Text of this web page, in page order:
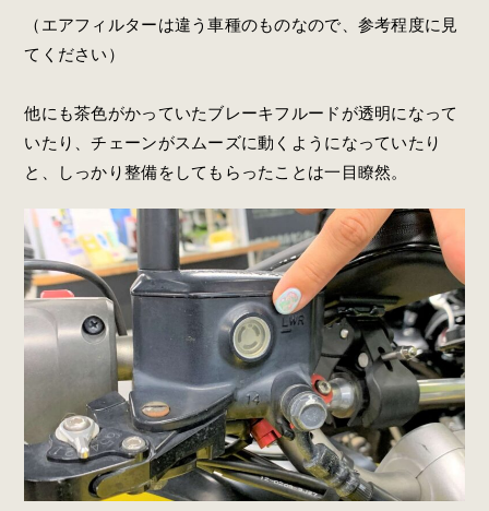
（エアフィルターは違う車種のものなので、参考程度に見
てください）
他にも茶色がかっていたブレーキフルードが透明になって
いたり、チェーンがスムーズに動くようになっていたり
と、しっかり整備をしてもらったことは一目瞭然。